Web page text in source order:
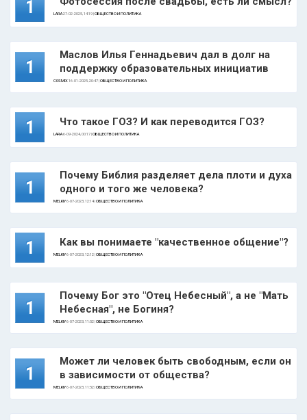
1 LARA27-02-2025, 14:19 |ОБЩЕСТВО И ПОЛИТИКА
1
Маслов Илья Геннадьевич дал в долг на
поддержку образовательных инициатив
C0SMIX16-01-2025, 20:47 |ОБЩЕСТВО И ПОЛИТИКА
1 Что такое ГОЗ? И как переводится ГОЗ?
LARA6-09-2024, 00:17 |ОБЩЕСТВО И ПОЛИТИКА
1
Почему Библия разделяет дела плоти и духа
одного и того же человека?
MELKIY6-07-2023, 12:14 |ОБЩЕСТВО И ПОЛИТИКА
1 Как вы понимаете "качественное общение"?
MELKIY6-07-2023, 12:12 |ОБЩЕСТВО И ПОЛИТИКА
1
Почему Бог это "Отец Небесный", а не "Мать
Небесная", не Богиня?
MELKIY6-07-2023, 11:52 |ОБЩЕСТВО И ПОЛИТИКА
1
Может ли человек быть свободным, если он
в зависимости от общества?
MELKIY6-07-2023, 11:52 |ОБЩЕСТВО И ПОЛИТИКА